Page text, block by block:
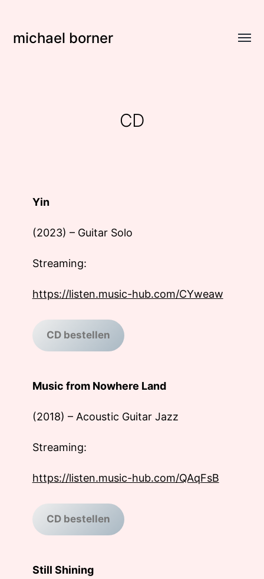
michael borner
Menü
CD
Yin
(2023) – Guitar Solo
Streaming:
https://listen.music-hub.com/CYweaw
CD bestellen
Music from Nowhere Land
(2018) – Acoustic Guitar Jazz
Streaming:
https://listen.music-hub.com/QAqFsB
CD bestellen
Still Shining